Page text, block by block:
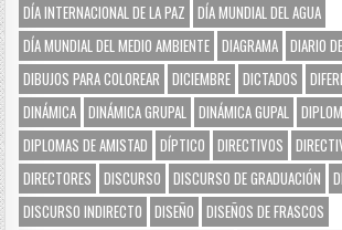
DÍA INTERNACIONAL DE LA PAZ
DÍA MUNDIAL DEL AGUA
DÍA MUNDIAL DEL MEDIO AMBIENTE DIAGRAMA DIARIO
DIBUJOS PARA COLOREAR
DICIEMBRE DICTADOS
DINÁMICA DINÁMICA GRUPAL DINÁMICA GUPAL
DIPLOMAS DE AMISTAD
DÍPTICO DIRECTIVOS
DIRECTORES
DISCURSO DISCURSO DE GRADUACIÓN
DISCURSO INDIRECTO
DISEÑO
DISEÑOS DE FRASCOS